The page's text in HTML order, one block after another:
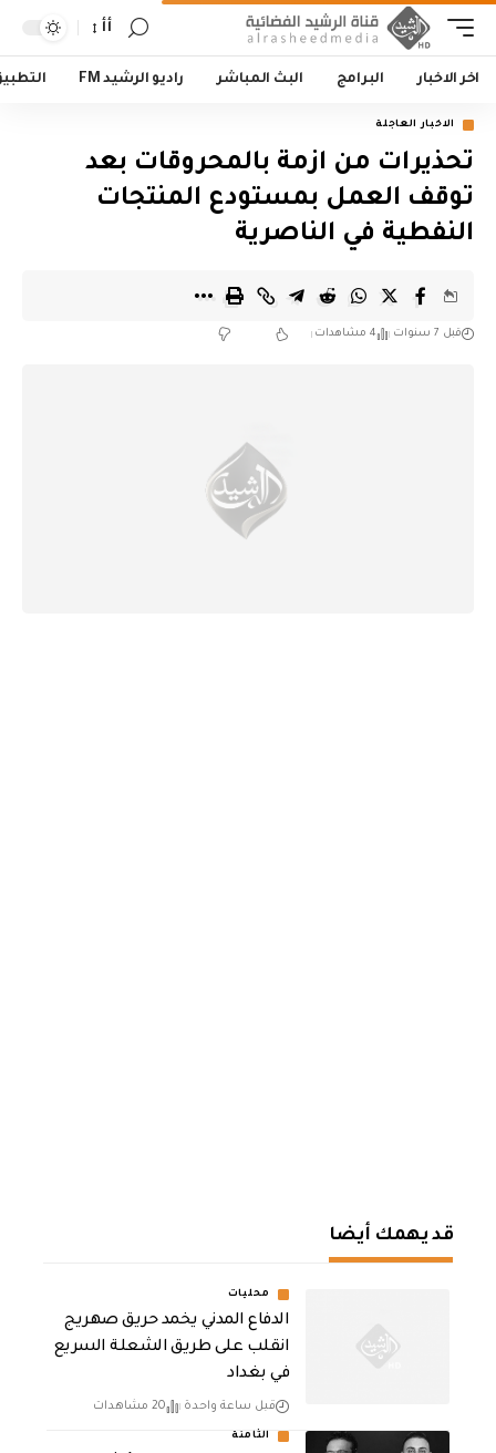
أأ
اخر الاخبار البرامج البث المباشر راديو الرشيد FM
الاخبار العاجلة
تحذيرات من ازمة بالمحروقات بعد
توقف العمل بمستودع المنتجات
النفطية في الناصرية
قبل 7 سنوات 4 مشاهدات
قد يهمك أيضا
محليات
الدفاع المدني يخمد حريق صهريج
انقلب على طريق الشعلة السريع
في بغداد
قبل ساعة واحدة 20 مشاهدات
الثامنة